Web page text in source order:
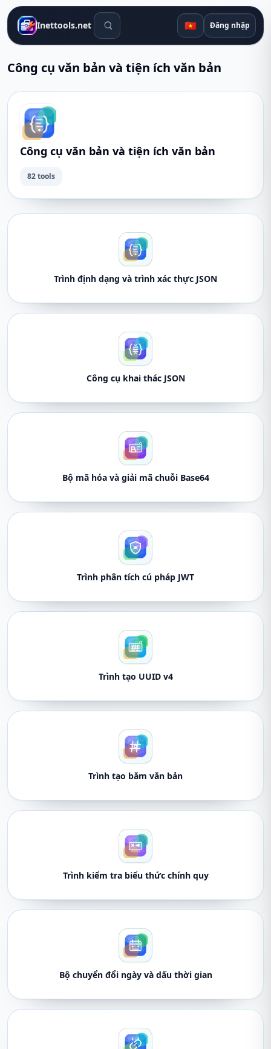
Inettools.net Công cụ tìm kiếm 🇻🇳 Đăng nhập
Công cụ văn bản và tiện ích văn bản
Công cụ văn bản và tiện ích văn bản
82 tools
Trình định dạng và trình xác thực JSON
Công cụ khai thác JSON
Bộ mã hóa và giải mã chuỗi Base64
Trình phân tích cú pháp JWT
Trình tạo UUID v4
Trình tạo băm văn bản
Trình kiểm tra biểu thức chính quy
Bộ chuyển đổi ngày và dấu thời gian